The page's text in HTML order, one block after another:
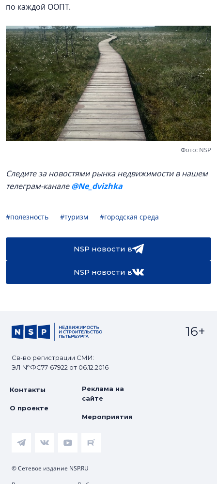
по каждой ООПТ.
Фото: NSP
Следите за новостями рынка недвижимости в нашем
телеграм-канале@Ne_dvizhka
#полезность #туризм #городская среда
NSP новости в
NSP новости в
Св-во регистрации СМИ:
ЭЛ №ФС77-67922 от 06.12.2016
16+
Контакты
О проекте
Реклама на
сайте
Мероприятия
© Сетевое издание NSP.RU